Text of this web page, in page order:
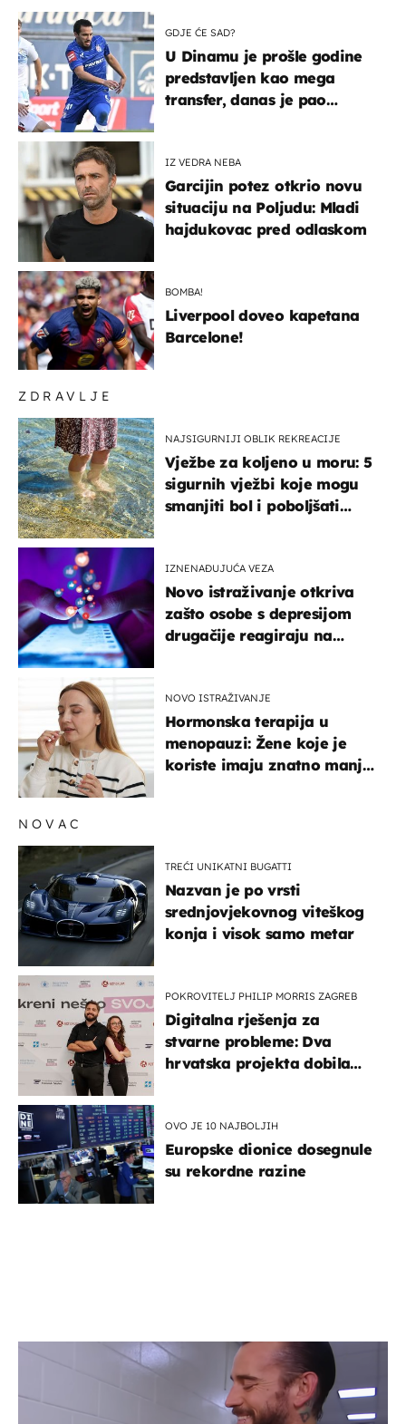
ZDRAVLJE
NAJSIGURNIJI OBLIK REKREACIJE
Vježbe za koljeno u moru: 5
sigurnih vježbi koje mogu
smanjiti bol i poboljšati
IZNENAĐUJUĆA VEZA
Novo istraživanje otkriva
zašto osobe s depresijom
drugačije reagiraju na
NOVO ISTRAŽIVANJE
Hormonska terapija u
menopauzi: Žene koje je
koriste imaju znatno manji
GDJE ĆE SAD?
U Dinamu je prošle godine
predstavljen kao mega
transfer, danas je pao
IZ VEDRA NEBA
Garcijin potez otkrio novu
situaciju na Poljudu: Mladi
hajdukovac pred odlaskom
BOMBA!
Liverpool doveo kapetana
Barcelone!
NOVAC
TREĆI UNIKATNI BUGATTI
Nazvan je po vrsti
srednjovjekovnog viteškog
konja i visok samo metar
POKROVITELJ PHILIP MORRIS ZAGREB
Digitalna rješenja za
stvarne probleme: Dva
hrvatska projekta dobila
OVO JE 10 NAJBOLJIH
Europske dionice dosegnule
su rekordne razine